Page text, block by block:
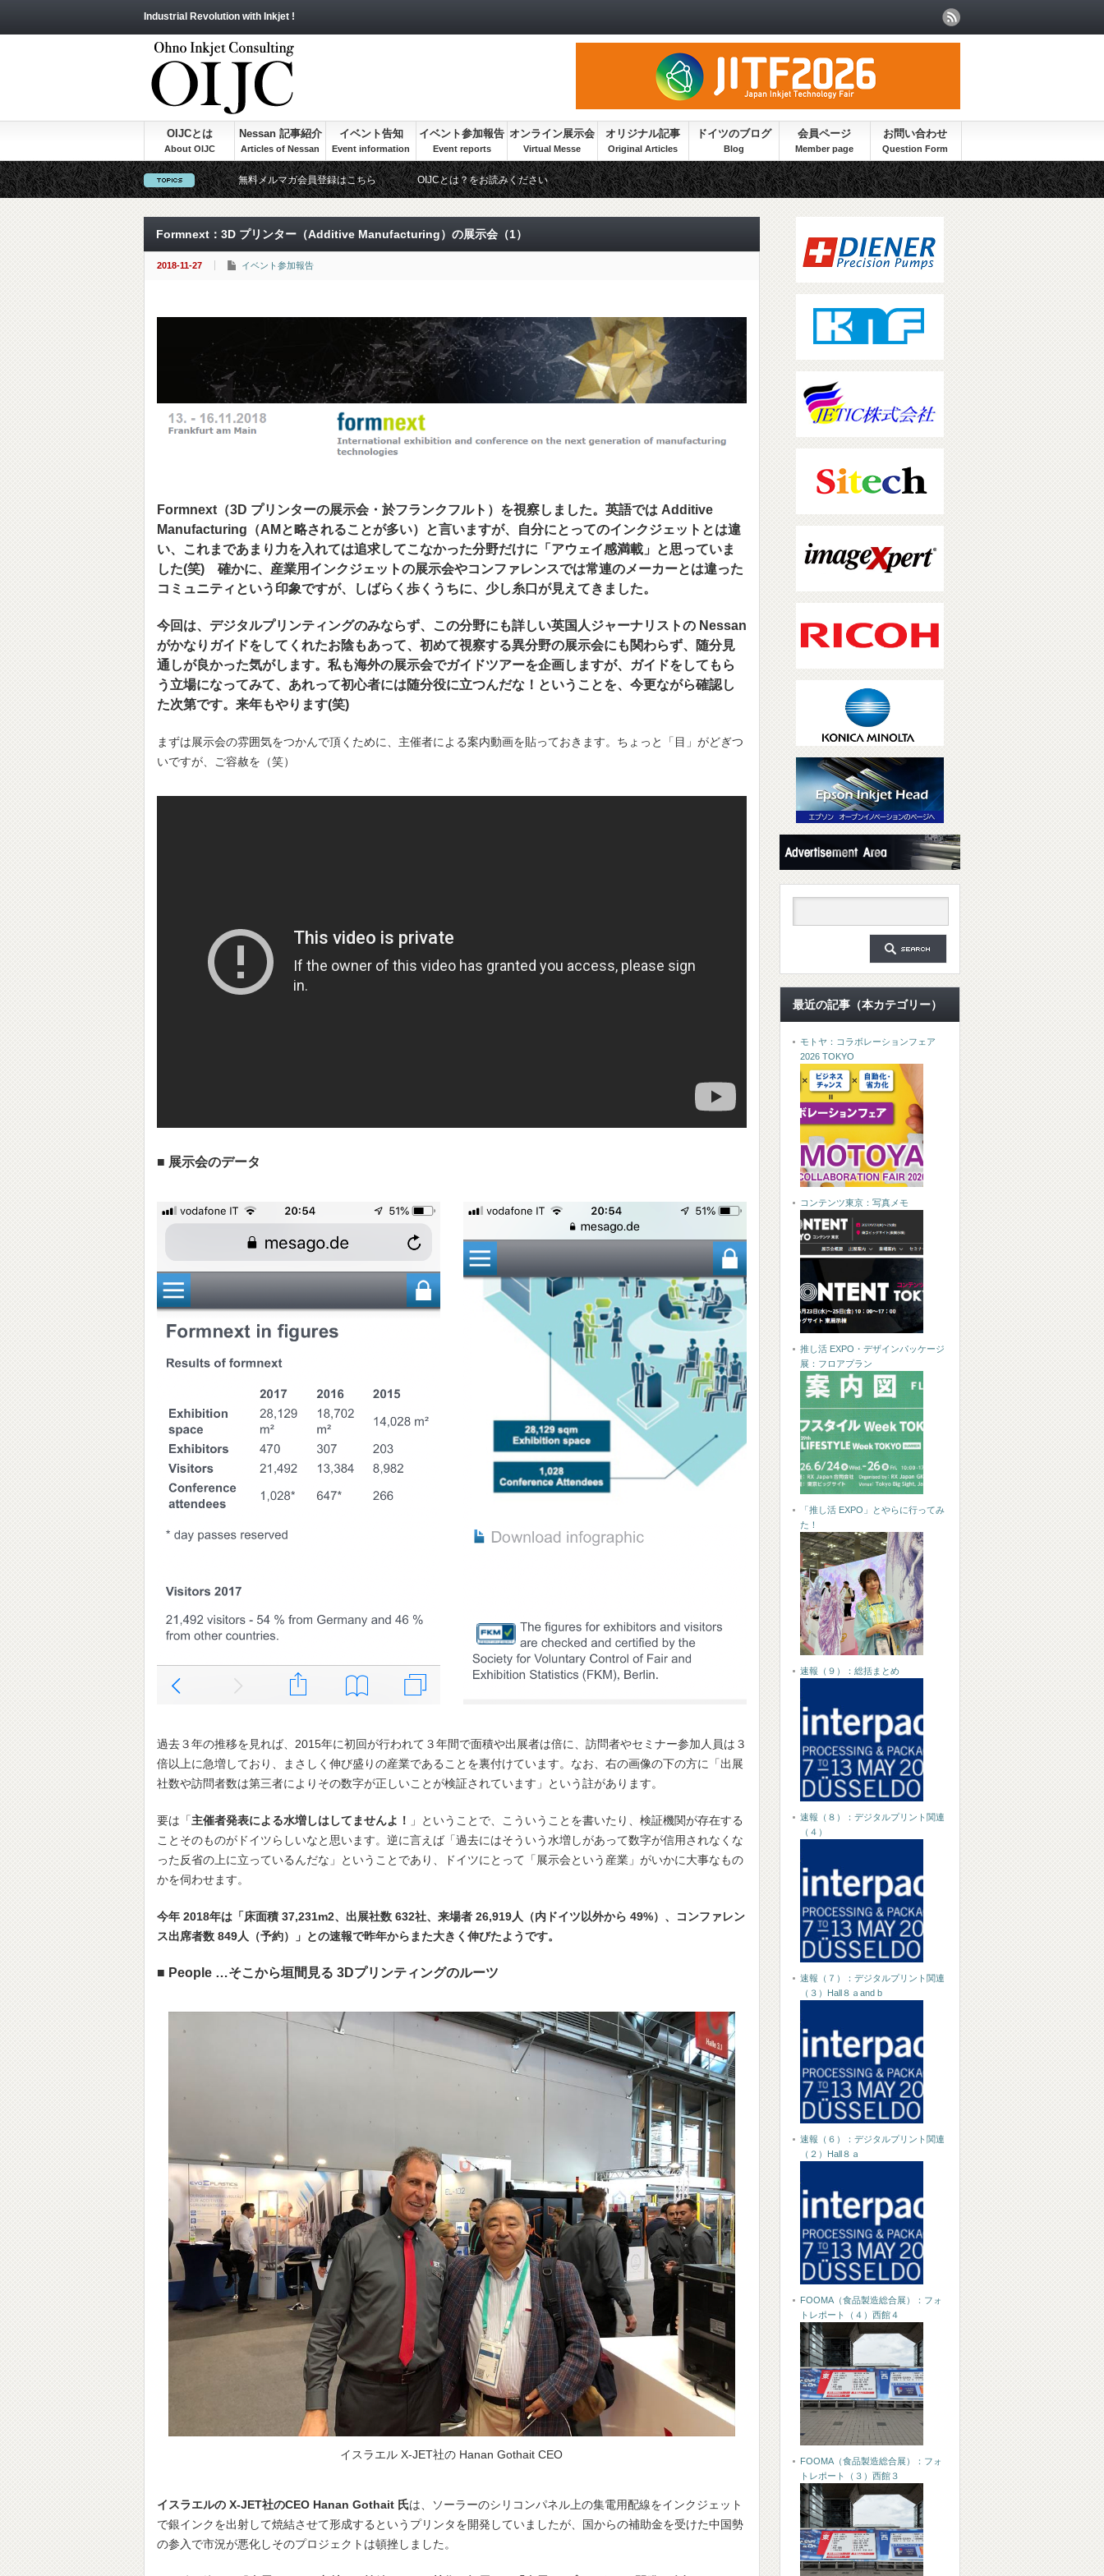
Industrial Revolution with Inkjet !
OIJCとは Nessan 記事紹介 イベント告知 イベント参加報告 オンライン展示会 オリジナル記事 ドイツのブログ 会員ページ お問い合わせ
無料メルマガ会員登録はこちら OIJCとは？をお読みください
Formnext：3D プリンター（Additive Manufacturing）の展示会（1）
2018-11-27 イベント参加報告
Formnext（3D プリンターの展示会・於フランクフルト）を視察しました。英語では Additive
Manufacturing（AMと略されることが多い）と言いますが、自分にとってのインクジェットとは違
い、これまであまり力を入れては追求してこなかった分野だけに「アウェイ感満載」と思っていま
した(笑) 確かに、産業用インクジェットの展示会やコンファレンスでは常連のメーカーとは違った
コミュニティという印象ですが、しばらく歩くうちに、少し糸口が見えてきました。
今回は、デジタルプリンティングのみならず、この分野にも詳しい英国人ジャーナリストの Nessan
がかなりガイドをしてくれたお陰もあって、初めて視察する異分野の展示会にも関わらず、随分見
通しが良かった気がします。私も海外の展示会でガイドツアーを企画しますが、ガイドをしてもら
う立場になってみて、あれって初心者には随分役に立つんだな！ということを、今更ながら確認し
た次第です。来年もやります(笑)
まずは展示会の雰囲気をつかんで頂くために、主催者による案内動画を貼っておきます。ちょっと「目」がどぎつ
いですが、ご容赦を（笑）
■ 展示会のデータ
過去３年の推移を見れば、2015年に初回が行われて３年間で面積や出展者は倍に、訪問者やセミナー参加人員は３
倍以上に急増しており、まさしく伸び盛りの産業であることを裏付けています。なお、右の画像の下の方に「出展
社数や訪問者数は第三者によりその数字が正しいことが検証されています」という註があります。
要は「主催者発表による水増しはしてませんよ！
」ということで、こういうことを書いたり、検証機関が存在する
ことそのものがドイツらしいなと思います。逆に言えば「過去にはそういう水増しがあって数字が信用されなくな
った反省の上に立っているんだな」ということであり、ドイツにとって「展示会という産業」がいかに大事なもの
かを伺わせます。
今年 2018年は「床面積 37,231m2、出展社数 632社、来場者 26,919人（内ドイツ以外から 49%）、コンファレン
ス出席者数 849人（予約）」との速報で昨年からまた大きく伸びたようです。
■ People …そこから垣間見る 3Dプリンティングのルーツ
イスラエル X-JET社の Hanan Gothait CEO
イスラエルの X-JET社のCEO Hanan Gothait 氏は、ソーラーのシリコンパネル上の集電用配線をインクジェット
で銀インクを出射して焼結させて形成するというプリンタを開発していましたが、国からの補助金を受けた中国勢
の参入で市況が悪化しそのプロジェクトは頓挫しました。
最近の記事（本カテゴリー）
モトヤ：コラボレーションフェア
2026 TOKYO
コンテンツ東京：写真メモ
推し活 EXPO・デザインパッケージ
展：フロアプラン
「推し活 EXPO」とやらに行ってみ
た！
速報（９）：総括まとめ
速報（８）：デジタルプリント関連
（４）
速報（７）：デジタルプリント関連
（３）Hall８ａand b
速報（６）：デジタルプリント関連
（２）Hall８ａ
FOOMA（食品製造総合展）：フォ
トレポート（４）西館４
FOOMA（食品製造総合展）：フォ
トレポート（３）西館３